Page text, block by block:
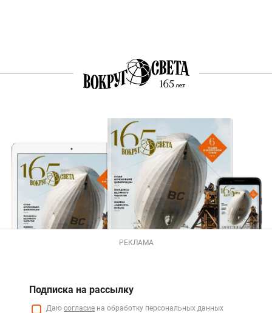
РЕКЛАМА
Подписка на рассылку
Даю согласие на обработку персональных данных